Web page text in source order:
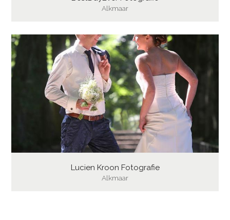
Alkmaar
Lucien Kroon Fotografie
Alkmaar